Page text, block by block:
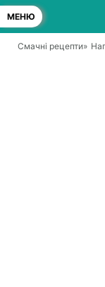
МЕНЮ
Смачні рецепти»